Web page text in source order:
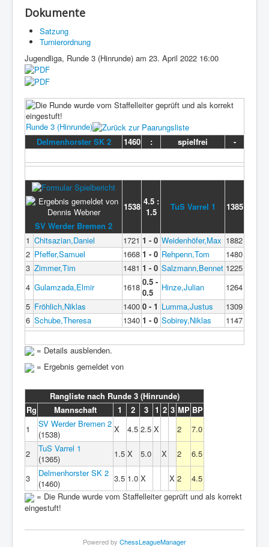
Dokumente
Satzung
Turnierordnung
Jugendliga, Runde 3 (Hinrunde) am 23. April 2022 16:00
Runde 3 (Hinrunde)
Delmenhorster SK 2
1460 : spielfrei -
SV Werder Bremen 2
1538 4.5 :
1.5
TuS Varrel 1 1385
1 Chitsazian,Daniel 1721 1 - 0 Weidenhöfer,Max 1882
2 Pfeffer,Samuel 1668 1 - 0 Rehpenn,Tom
1480
3 Zimmer,Tim 1481 1 - 0 Salzmann,Bennet 1225
4 Gulamzada,Elmir 1618 0.5 -
0.5
Hinze,Julian
1264
5 Fröhlich,Niklas 1400 0 - 1 Lumma,Justus
1309
6 Schube,Theresa 1340 1 - 0 Sobirey,Niklas 1147
= Details ausblenden.
= Ergebnis gemeldet von
Rangliste nach Runde 3 (Hinrunde)
Rg
Mannschaft 1 2 3 1 2 3 MP BP
1
SV Werder Bremen 2
(1538)
X 4.5 2.5 X 2 7.0
2
TuS Varrel 1
(1365)
1.5 X 5.0 X 2 6.5
3
Delmenhorster SK 2
(1460)
3.5 1.0 X X 2
4.5
= Die Runde wurde vom Staffelleiter geprüft und als korrekt
eingestuft!
Powered by ChessLeagueManager